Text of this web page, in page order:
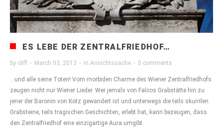
ES LEBE DER ZENTRALFRIEDHOF…
by cliff · March 03, 2013 · in Ansichtssache · 0 comments
…und alle seine Toten! Vom morbiden Charme des Wiener Zentralfriedhofs
zeugen nicht nur Wiener Lieder. Wer jemals von Falcos Grabstätte hin zu
jener der Baronin von Kotz gewandert ist und unterwegs die teils skurrilen
Grabsteine, teils tragischen Geschichten, erlebt hat, kann bezeugen, dass
den Zentralfriedhof eine einzigartige Aura umgibt.